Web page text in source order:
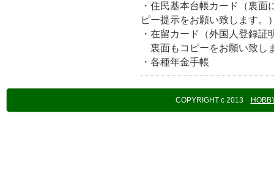
・住民基本台帳カード（裏
ピー提示をお願い致します。
・在留カード（外国人登録証
裏面もコピーをお願い致し
・各種年金手帳
COPYRIGHT c 2013